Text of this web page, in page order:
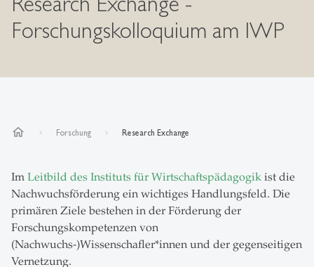
Forschungskolloquium am IWP
home Forschung Research Exchange
Im Leitbild des Instituts für Wirtschaftspädagogik ist die
Nachwuchsförderung ein wichtiges Handlungsfeld. Die
primären Ziele bestehen in der Förderung der
Forschungskompetenzen von
(Nachwuchs-)Wissenschafler*innen und der gegenseitigen
Vernetzung.